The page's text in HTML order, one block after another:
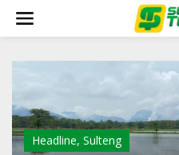
konten
Headline, Sulteng